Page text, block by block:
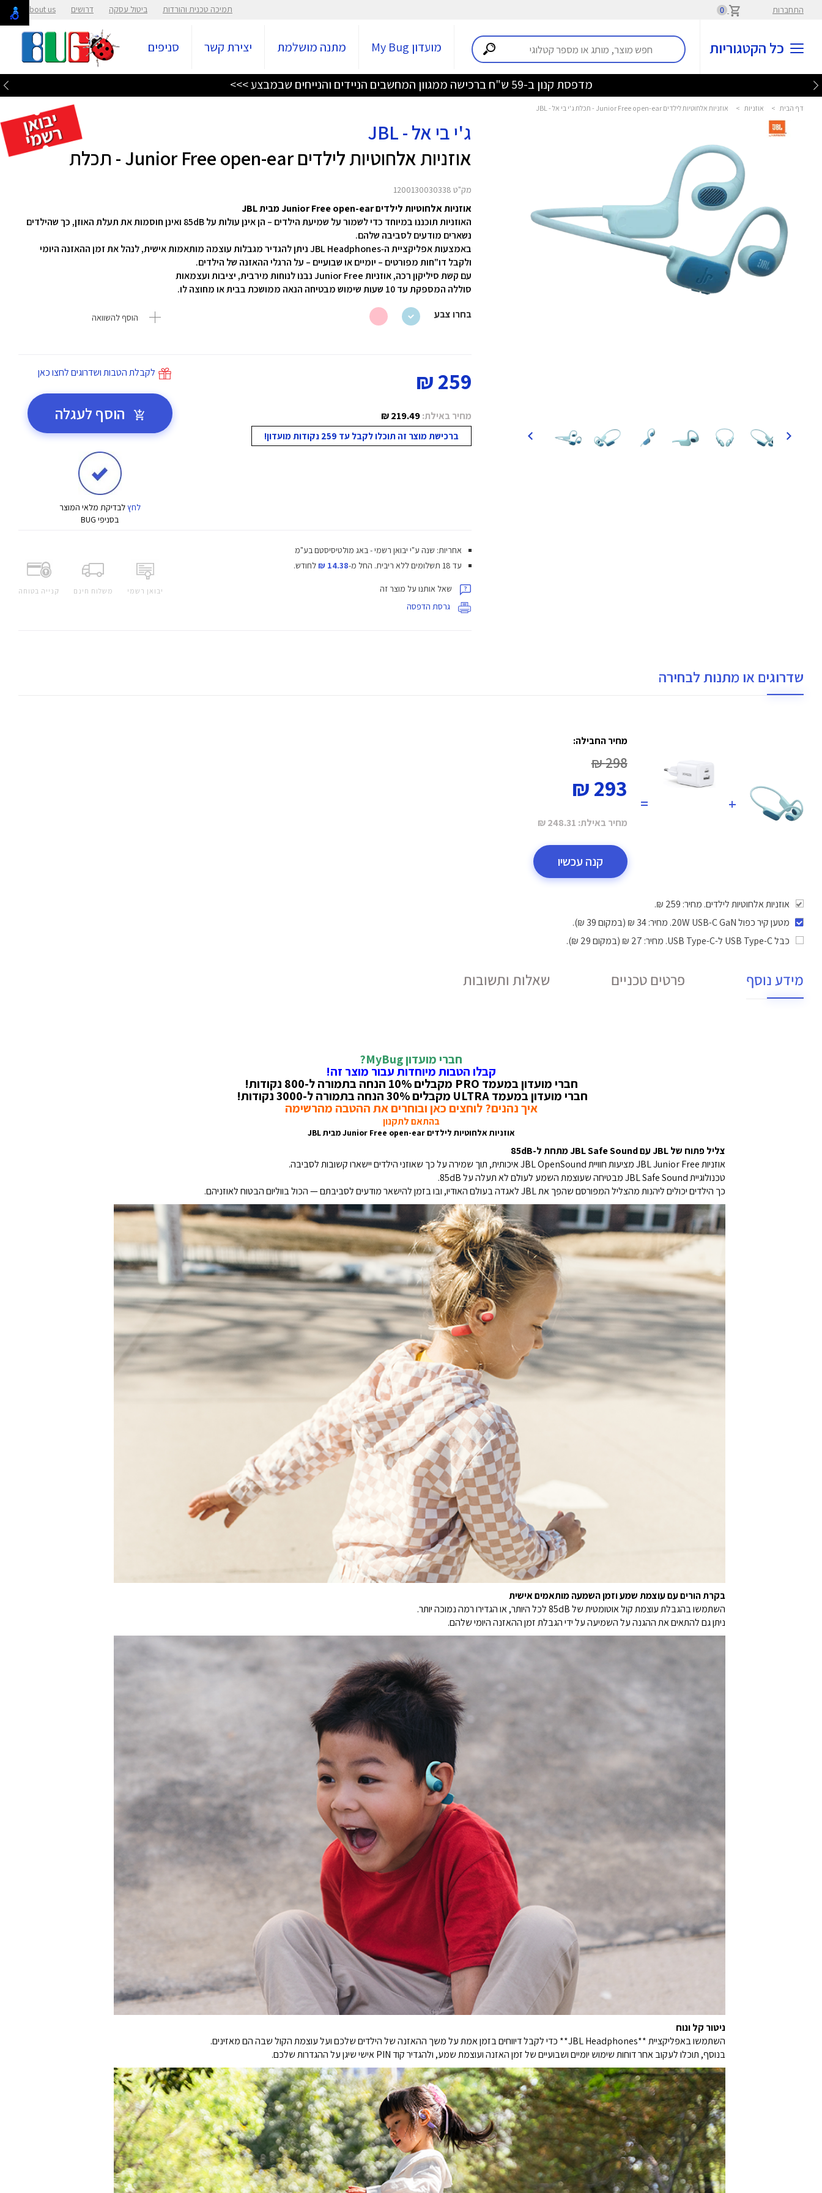
התחברות 0 תמיכה טכנית והורדות ביטול עסקה דרושים About us
כל הקטגוריות מועדון My Bug מתנה מושלמת יצירת קשר סניפים
בלעדי לחברי MyBUG! מגוון מקלדות AULA ב-20% הנחה >>>
דף הבית > אוזניות > אוזניות אלחוטיות לילדים Junior Free open-ear - תכלת ג'י בי אל - JBL
ג'י בי אל - JBL
אוזניות אלחוטיות לילדים Junior Free open-ear - תכלת
מק"ט 1200130030338
אוזניות אלחוטיות לילדים Junior Free open-ear מבית JBL
האוזניות תוכננו במיוחד כדי לשמור על שמיעת הילדים – הן אינן עולות על 85dB ואינן חוסמות את תעלת האוזן, כך שהילדים
נשארים מודעים לסביבה שלהם.
באמצעות אפליקציית ה‑JBL Headphones ניתן להגדיר מגבלות עוצמה מותאמות אישית, לנהל את זמן ההאזנה היומי
ולקבל דו"חות מפורטים – יומיים או שבועיים – על הרגלי ההאזנה של הילדים.
עם קשת סיליקון רכה, אוזניות Junior Free נבנו לנוחות מירבית, יציבות ועצמאות
סוללה המספקת עד 10 שעות שימוש מבטיחה הנאה ממושכת בבית או מחוצה לו.
בחרו צבע
הוסף להשוואה
259 ₪
מחיר באילת:219.49 ₪
ברכישת מוצר זה תוכלו לקבל עד 259 נקודות מועדון!
לקבלת הטבות ושדרוגים לחצו כאן
הוסף לעגלה
לחץלבדיקת מלאי המוצר
בסניפי BUG
יבואן רשמי משלוח חינם קנייה בטוחה
אחריות: שנה ע"י יבואן רשמי - באג מולטיסיסטם בע"מ
עד 18 תשלומים ללא ריבית.
החל מ-14.38 ₪ לחודש.
שאל אותנו על מוצר זה
גרסת הדפסה
שדרוגים או מתנות לבחירה
+
=
מחיר החבילה:
298 ₪
293 ₪
מחיר באילת: 248.31 ₪
קנה עכשיו
אוזניות אלחוטיות לילדים. מחיר: 259 ₪.
מטען קיר כפול 20W USB-C GaN
. מחיר: 34 ₪ (במקום 39 ₪).
כבל USB Type-C ל-USB Type-C
. מחיר: 27 ₪ (במקום 29 ₪).
מידע נוסף פרטים טכניים שאלות ותשובות
חברי מועדון MyBug?
קבלו הטבות מיוחדות עבור מוצר זה!
חברי מועדון במעמד PRO מקבלים 10% הנחה בתמורה ל-800 נקודות!
חברי מועדון במעמד ULTRA מקבלים 30% הנחה בתמורה ל-3000 נקודות!
איך נהנים? לוחצים כאן ובוחרים את ההטבה מהרשימה
בהתאם לתקנון
אוזניות אלחוטיות לילדים Junior Free open-ear מבית JBL
צליל פתוח של JBL עם JBL Safe Sound מתחת ל-85dB
אוזניות JBL Junior Free מציעות חוויית JBL OpenSound איכותית, תוך שמירה על כך שאוזני הילדים יישארו קשובות לסביבה.
טכנולוגיית JBL Safe Sound מבטיחה שעוצמת השמע לעולם לא תעלה על 85dB.
כך הילדים יכולים ליהנות מהצליל המפורסם שהפך את JBL לאגדה בעולם האודיו, ובו בזמן להישאר מודעים לסביבתם — הכול בווליום הבטוח לאוזניהם.
בקרת הורים עם עוצמת שמע וזמן השמעה מותאמים אישית
השתמשו בהגבלת עוצמת קול אוטומטית של 85dB לכל היותר, או הגדירו רמה נמוכה יותר.
ניתן גם להתאים את ההגנה על השמיעה על ידי הגבלת זמן ההאזנה היומי שלהם.
ניטור קל ונוח
השתמשו באפליקציית **JBL Headphones** כדי לקבל דיווחים בזמן אמת על משך ההאזנה של הילדים שלכם ועל עוצמת הקול שבה הם מאזינים.
בנוסף, תוכלו לעקוב אחר דוחות שימוש יומיים ושבועיים של זמן האזנה ועוצמת שמע, ולהגדיר קוד PIN אישי שיגן על ההגדרות שלכם.